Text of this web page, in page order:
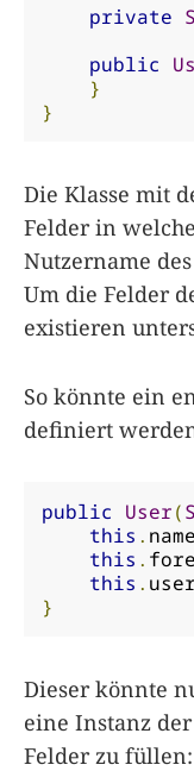
private
public
}
}
Die Klasse mit
Felder in
Nutzername
Um die Felder
existieren
So könnte ein
definiert
public User(
this . name
this .
this .
}
Dieser könnte
eine Instanz
Felder zu füllen: